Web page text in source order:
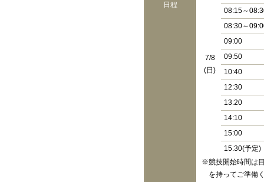
日程
7/8
(日)
08:15～
08:30～
09:00
09:50
10:40
12:30
13:20
14:10
15:00
15:30(予定)
※競技開始時間は
を持ってご準備